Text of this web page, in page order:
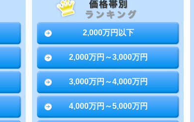
2,000万円以下
2,000万円～3,000万円
3,000万円～4,000万円
4,000万円～5,000万円